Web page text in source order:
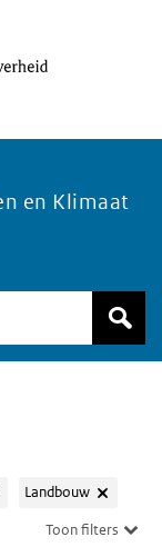
en Klimaat
Landbouw
Toon filters